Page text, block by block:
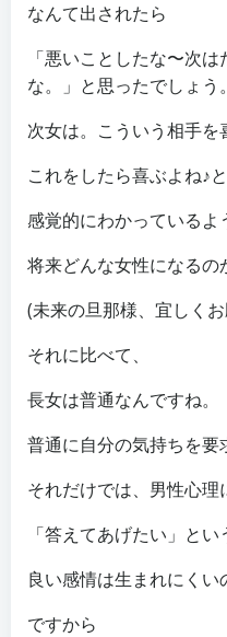
なんて出されたら
「悪いことしたな〜次
な。」と思ったでしょう。
次女は。こういう相手を
これをしたら喜ぶよね♪
感覚的にわかっているよ
将来どんな女性になるの
(未来の旦那様、宜しく
それに比べて、
長女は普通なんですね。
普通に自分の気持ちを要
それだけでは、男性心理
「答えてあげたい」とい
良い感情は生まれにくい
ですから